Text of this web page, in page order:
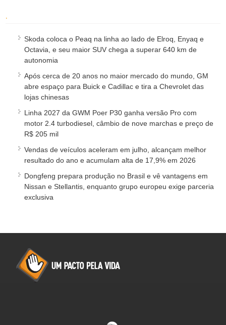
.
Skoda coloca o Peaq na linha ao lado de Elroq, Enyaq e
Octavia, e seu maior SUV chega a superar 640 km de
autonomia
Após cerca de 20 anos no maior mercado do mundo, GM
abre espaço para Buick e Cadillac e tira a Chevrolet das
lojas chinesas
Linha 2027 da GWM Poer P30 ganha versão Pro com
motor 2.4 turbodiesel, câmbio de nove marchas e preço de
R$ 205 mil
Vendas de veículos aceleram em julho, alcançam melhor
resultado do ano e acumulam alta de 17,9% em 2026
Dongfeng prepara produção no Brasil e vê vantagens em
Nissan e Stellantis, enquanto grupo europeu exige parceria
exclusiva